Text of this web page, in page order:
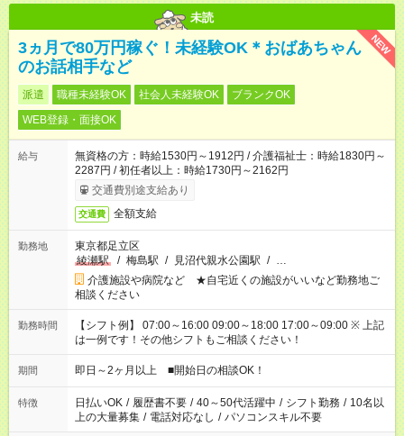
未読
NEW
3ヵ月で80万円稼ぐ！未経験OK＊おばあちゃん
のお話相手など
派遣 職種未経験OK 社会人未経験OK
ブランクOK
WEB登録・面接OK
給与
無資格の方：時給1530円～1912円 / 介護福祉士：時給1830円～
2287円 / 初任者以上：時給1730円～2162円
交通費別途支給あり
交通費 全額支給
勤務地
東京都足立区
綾瀬駅
/ 梅島駅 / 見沼代親水公園駅 / …
介護施設や病院など ★自宅近くの施設がいいなど勤務地ご
相談ください
勤務時間
【シフト例】 07:00～16:00 09:00～18:00 17:00～09:00 ※ 上記
は一例です！その他シフトもご相談ください！
期間 即日～2ヶ月以上 ■開始日の相談OK！
特徴 日払いOK / 履歴書不要 / 40～50代活躍中 / シフト勤務 / 10名以
上の大量募集 / 電話対応なし / パソコンスキル不要